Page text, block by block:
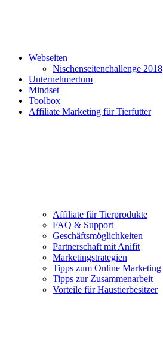
Webseiten
Nischenseitenchallenge 2018
Unternehmertum
Mindset
Toolbox
Affiliate Marketing für Tierfutter
Affiliate für Tierprodukte
FAQ & Support
Geschäftsmöglichkeiten
Partnerschaft mit Anifit
Marketingstrategien
Tipps zum Online Marketing
Tipps zur Zusammenarbeit
Vorteile für Haustierbesitzer